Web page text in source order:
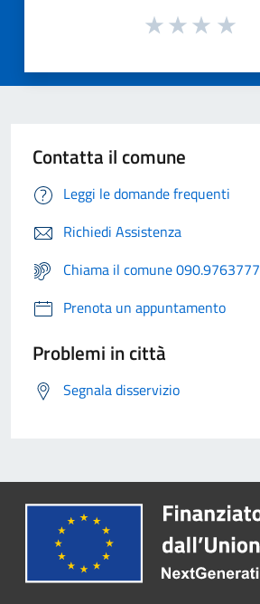
Contatta il comune
Leggi le domande frequenti
Richiedi Assistenza
Chiama il comune 090.9763777
Prenota un appuntamento
Problemi in città
Segnala disservizio